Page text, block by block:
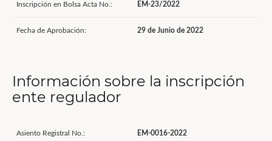
Inscripción en Bolsa Acta No.: EM-23/2022
Fecha de Aprobación: 29 de Junio de 2022
Información sobre la inscripción
ente regulador
Asiento Registral No.: EM-0016-2022